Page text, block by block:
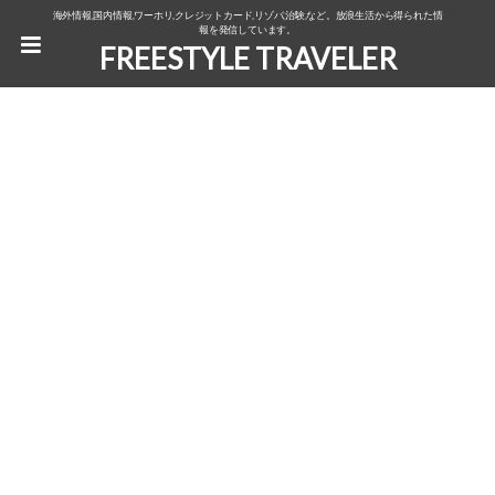
海外情報,国内情報,ワーホリ,クレジットカード,リゾバ,治験,など。放浪生活から得られた情
報を発信しています。
FREESTYLE TRAVELER